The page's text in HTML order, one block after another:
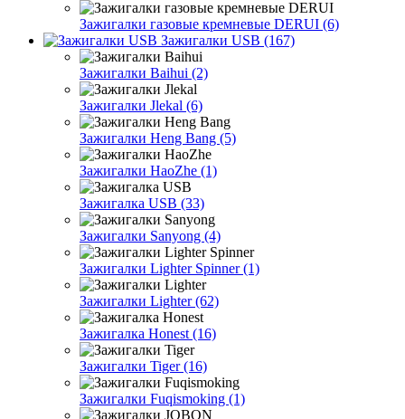
Зажигалки газовые кремневые DERUI (6)
Зажигалки USB (167)
Зажигалки Baihui (2)
Зажигалки Jlekal (6)
Зажигалки Heng Bang (5)
Зажигалки HaoZhe (1)
Зажигалка USB (33)
Зажигалки Sanyong (4)
Зажигалки Lighter Spinner (1)
Зажигалки Lighter (62)
Зажигалка Honest (16)
Зажигалки Tiger (16)
Зажигалки Fuqismoking (1)